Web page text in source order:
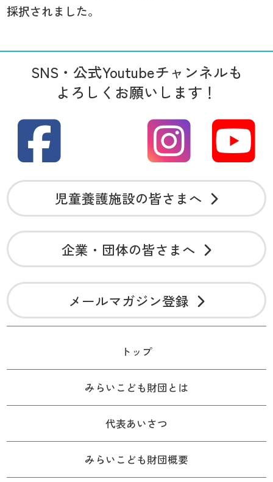
採択されました。
SNS・公式Youtubeチャンネルも
よろしくお願いします！
児童養護施設の皆さまへ
企業・団体の皆さまへ
メールマガジン登録
トップ
みらいこども財団とは
代表あいさつ
みらいこども財団概要